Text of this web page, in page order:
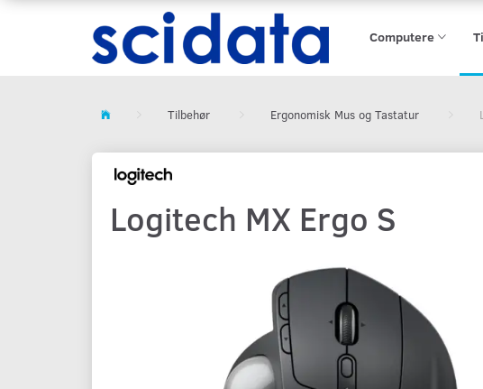
Computere
Tilbehør Ergonomisk Mus og Tastatur
Logitech MX Ergo S